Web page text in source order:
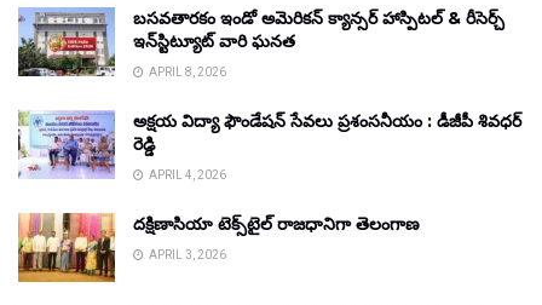
బసవతారకం ఇండో అమెరికన్ క్యాన్సర్ హాస్పిటల్ & రీసెర్చ్
ఇన్‌స్టిట్యూట్ వారి ఘనత
APRIL 8, 2026
అక్షయ విద్యా ఫౌండేషన్ సేవలు ప్రశంసనీయం : డీజీపీ శివధర్
రెడ్డి
APRIL 4, 2026
దక్షిణాసియా టెక్స్‌టైల్ రాజధానిగా తెలంగాణ
APRIL 3, 2026